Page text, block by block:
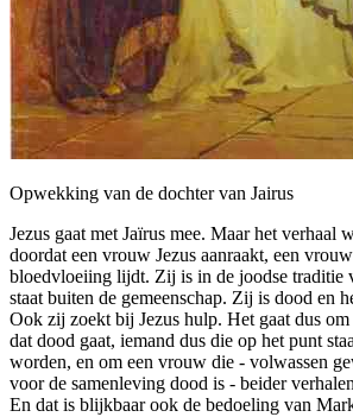
Opwekking van de dochter van Jairus
Jezus gaat met Jaïrus mee. Maar het verhaal
doordat een vrouw Jezus aanraakt, een
bloedvloeiing lijdt. Zij is in de joodse traditie
staat buiten de gemeenschap. Zij is dood en
Ook zij zoekt bij Jezus hulp. Het gaat dus
dat dood gaat, iemand dus die op het punt
worden, en om een vrouw die - volwassen
voor de samenleving dood is - beider
En dat is blijkbaar ook de bedoeling van